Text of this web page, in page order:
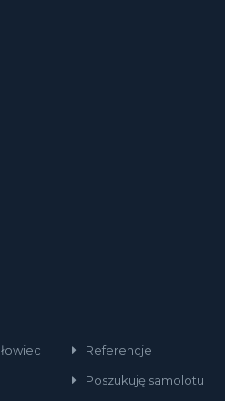
Referencje
Poszukuję samolotu